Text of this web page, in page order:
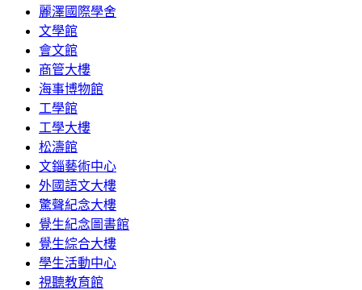
麗澤國際學舍
文學館
會文館
商管大樓
海事博物館
工學館
工學大樓
松濤館
文錙藝術中心
外國語文大樓
驚聲紀念大樓
覺生紀念圖書館
覺生綜合大樓
學生活動中心
視聽教育館